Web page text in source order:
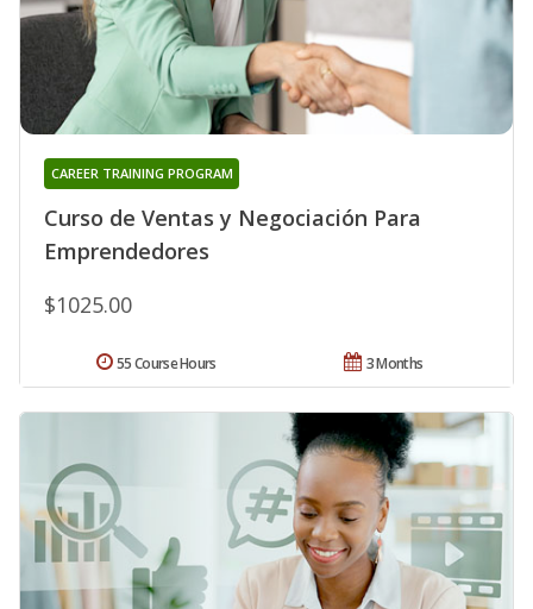
Curso de Ventas y Negociación Para
Emprendedores
CAREER TRAINING PROGRAM
$1025.00
3 Months
55 Course Hours